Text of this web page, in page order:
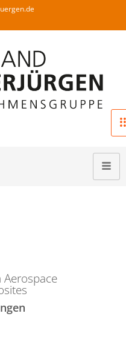
Aerospace